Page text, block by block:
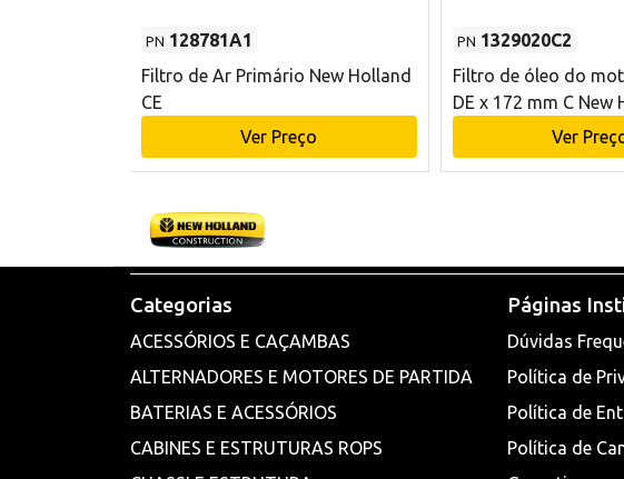
PN 128781A1
Filtro de Ar Primário New Holland
CE
Ver Preço
PN 1329020C2
Filtro de óleo do
DE x 172 mm C New
Ver
Categorias
ACESSÓRIOS E CAÇAMBAS
ALTERNADORES E MOTORES DE PARTIDA
BATERIAS E ACESSÓRIOS
CABINES E ESTRUTURAS ROPS
Páginas
Dúvidas
Política de
Política de
Política de